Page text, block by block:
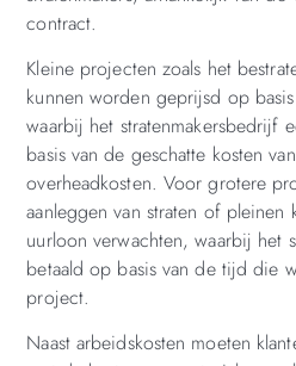
contract.
Kleine projecten zoals het
kunnen worden geprijsd op
waarbij het stratenmakersbedrijf
basis van de geschatte kosten
overheadkosten. Voor grotere
aanleggen van straten of pleinen
uurloon verwachten, waarbij het
betaald op basis van de tijd die
project.
Naast arbeidskosten moeten